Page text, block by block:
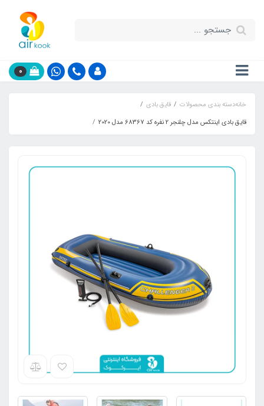
0
خانهدسته بندی محصولات
قایق بادی
قایق بادی اینتکس مدل چلنجر 2 نفره کد 68367 مدل 2020